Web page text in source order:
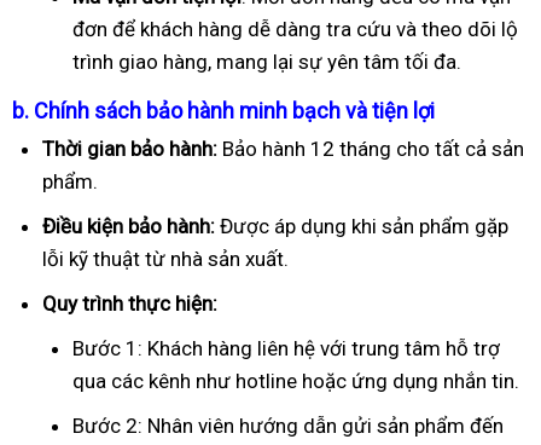
đơn để khách hàng dễ dàng tra cứu và theo dõi lộ
trình giao hàng, mang lại sự yên tâm tối đa.
b. Chính sách bảo hành minh bạch và tiện lợi
Thời gian bảo hành: Bảo hành 12 tháng cho tất cả sản
phẩm.
Điều kiện bảo hành: Được áp dụng khi sản phẩm gặp
lỗi kỹ thuật từ nhà sản xuất.
Quy trình thực hiện:
Bước 1: Khách hàng liên hệ với trung tâm hỗ trợ
qua các kênh như hotline hoặc ứng dụng nhắn tin.
Bước 2: Nhân viên hướng dẫn gửi sản phẩm đến